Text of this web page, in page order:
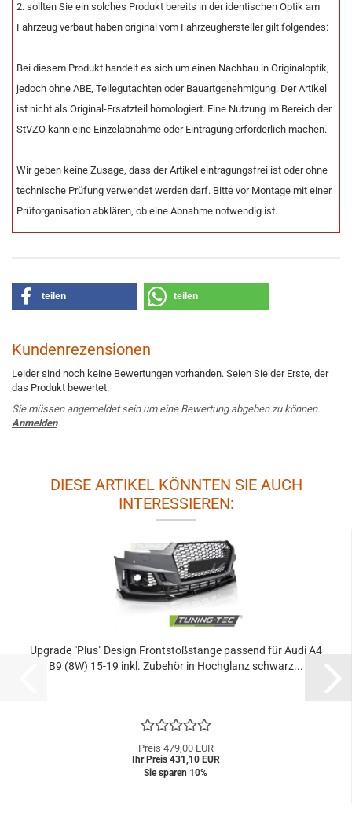
2. sollten Sie ein solches Produkt bereits in der identischen Optik am
Fahrzeug verbaut haben original vom Fahrzeughersteller gilt folgendes:
Bei diesem Produkt handelt es sich um einen Nachbau in Originaloptik,
jedoch ohne ABE, Teilegutachten oder Bauartgenehmigung. Der Artikel
ist nicht als Original-Ersatzteil homologiert. Eine Nutzung im Bereich der
StVZO kann eine Einzelabnahme oder Eintragung erforderlich machen.
Wir geben keine Zusage, dass der Artikel eintragungsfrei ist oder ohne
technische Prüfung verwendet werden darf. Bitte vor Montage mit einer
Prüforganisation abklären, ob eine Abnahme notwendig ist.
teilen teilen
Kundenrezensionen
Leider sind noch keine Bewertungen vorhanden. Seien Sie der Erste, der
das Produkt bewertet.
Sie müssen angemeldet sein um eine Bewertung abgeben zu können.
Anmelden
DIESE ARTIKEL KÖNNTEN SIE AUCH
INTERESSIEREN:
Upgrade "Plus" Design Frontstoßstange passend für Audi A4
B9 (8W) 15-19 inkl. Zubehör in Hochglanz schwarz...
Preis 479,00 EUR
Ihr Preis 431,10 EUR
Sie sparen 10%